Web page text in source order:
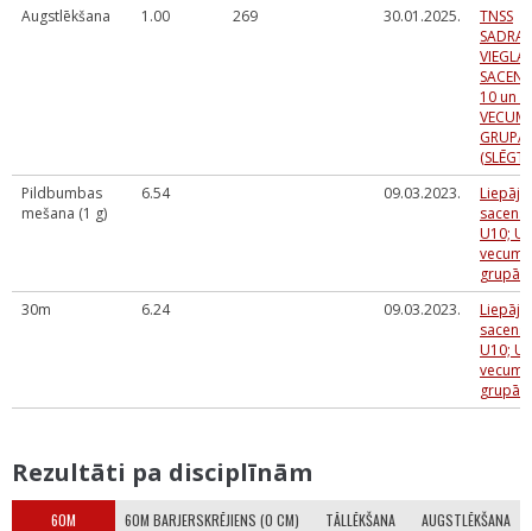
Augstlēkšana
1.00 269 30.01.2025.
TNSS
10 un
GRUPĀ
Pildbumbas
mešana (1 g)
6.54 09.03.2023.
U10;
vecuma
grupām
30m
6.24 09.03.2023.
U10;
vecuma
grupām
Rezultāti pa disciplīnām
60M 60M BARJERSKRĒJIENS (0 CM) TĀLLĒKŠANA AUGSTLĒKŠANA